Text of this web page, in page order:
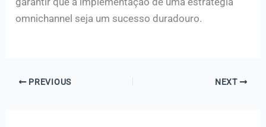
omnichannel seja um sucesso duradouro.
PREVIOUS NEXT